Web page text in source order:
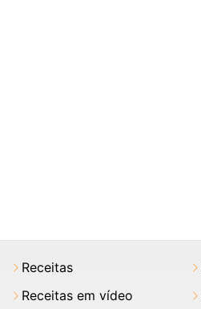
Receitas
Receitas em vídeo